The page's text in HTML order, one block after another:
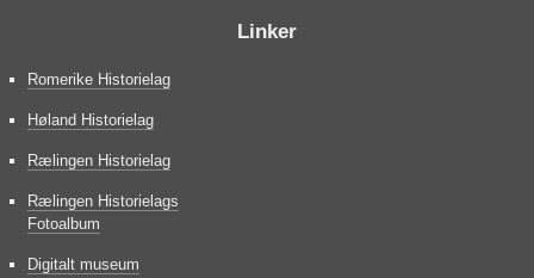
Linker
Romerike Historielag
Høland Historielag
Rælingen Historielag
Rælingen Historielags
Fotoalbum
Digitalt museum